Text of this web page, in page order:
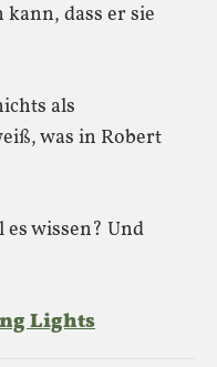
dass er sie
als
was in Robert
wissen? Und
Lights